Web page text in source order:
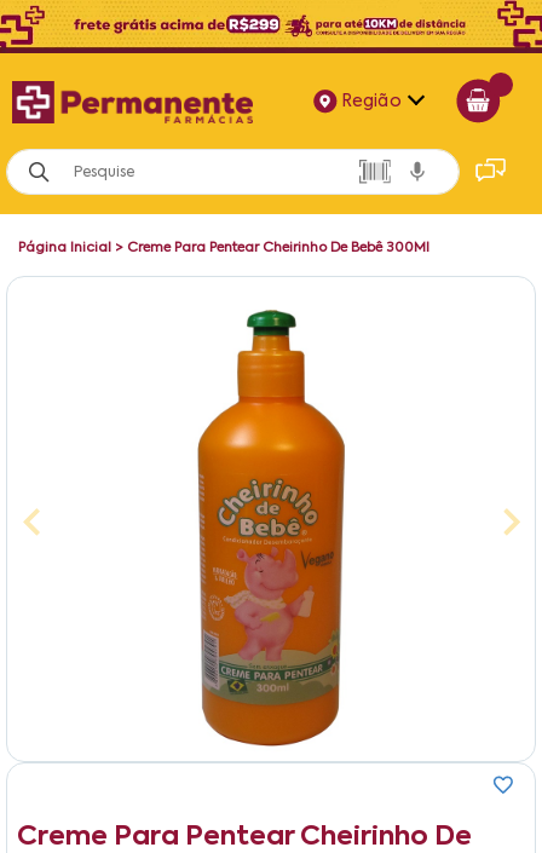
Região
Alagoas
Bahia
Página Inicial > Creme Para Pentear Cheirinho De Bebê 300Ml
Creme Para Pentear Cheirinho De